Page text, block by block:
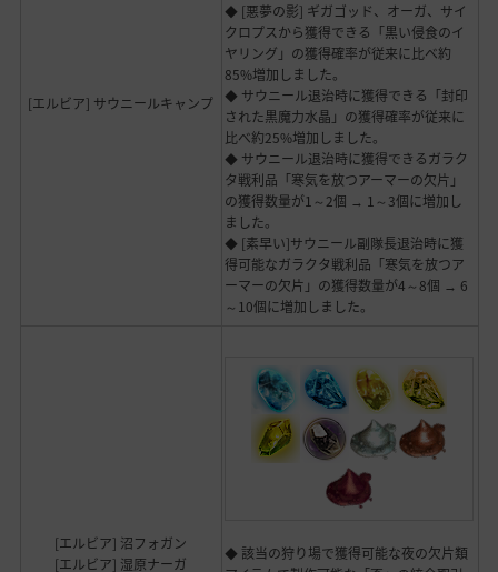
[エルビア] サウニールキャンプ
◆ [悪夢の影] ギガゴッド、オーガ、サイ
クロプスから獲得できる「黒い侵食のイ
ヤリング」の獲得確率が従来に比べ約
85%増加しました。
◆ サウニール退治時に獲得できる「封印
された黒魔力水晶」の獲得確率が従来に
比べ約25%増加しました。
◆ サウニール退治時に獲得できるガラク
タ戦利品「寒気を放つアーマーの欠片」
の獲得数量が1～2個 → 1～3個に増加し
ました。
◆ [素早い]サウニール副隊長退治時に獲
得可能なガラクタ戦利品「寒気を放つア
ーマーの欠片」の獲得数量が4～8個 → 6
～10個に増加しました。
[エルビア] 沼フォガン
[エルビア] 湿原ナーガ
◆ 該当の狩り場で獲得可能な夜の欠片類